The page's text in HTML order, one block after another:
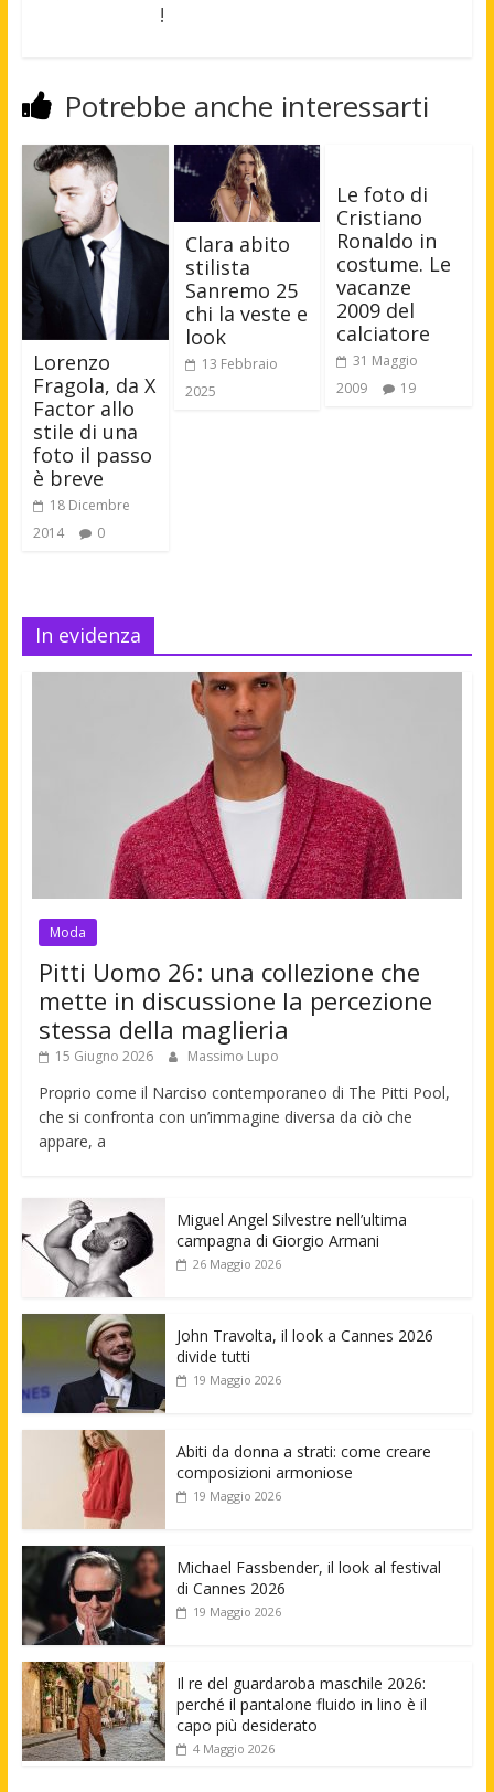
!
Potrebbe anche interessarti
Lorenzo
Fragola, da X
Factor allo
stile di una
foto il passo
è breve
18 Dicembre
2014
0
Clara abito
stilista
Sanremo 25
chi la veste e
look
13 Febbraio
2025
Le foto di
Cristiano
Ronaldo in
costume. Le
vacanze
2009 del
calciatore
31 Maggio
2009
19
In evidenza
Moda
Pitti Uomo 26: una collezione che
mette in discussione la percezione
stessa della maglieria
15 Giugno 2026 Massimo Lupo
Proprio come il Narciso contemporaneo di The Pitti Pool,
che si confronta con un’immagine diversa da ciò che
appare, a
Miguel Angel Silvestre nell’ultima
campagna di Giorgio Armani
26 Maggio 2026
John Travolta, il look a Cannes 2026
divide tutti
19 Maggio 2026
Abiti da donna a strati: come creare
composizioni armoniose
19 Maggio 2026
Michael Fassbender, il look al festival
di Cannes 2026
19 Maggio 2026
Il re del guardaroba maschile 2026:
perché il pantalone fluido in lino è il
capo più desiderato
4 Maggio 2026